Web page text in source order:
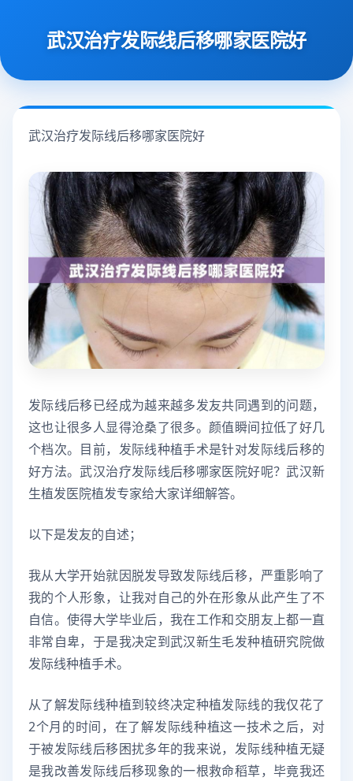
武汉治疗发际线后移哪家医院好
武汉治疗发际线后移哪家医院好
发际线后移已经成为越来越多发友共同遇到的问题，
这也让很多人显得沧桑了很多。颜值瞬间拉低了好几
个档次。目前，发际线种植手术是针对发际线后移的
好方法。武汉治疗发际线后移哪家医院好呢？武汉新
生植发医院植发专家给大家详细解答。
以下是发友的自述；
我从大学开始就因脱发导致发际线后移，严重影响了
我的个人形象，让我对自己的外在形象从此产生了不
自信。使得大学毕业后，我在工作和交朋友上都一直
非常自卑，于是我决定到武汉新生毛发种植研究院做
发际线种植手术。
从了解发际线种植到较终决定种植发际线的我仅花了
2个月的时间，在了解发际线种植这一技术之后，对
于被发际线后移困扰多年的我来说，发际线种植无疑
是我改善发际线后移现象的一根救命稻草，毕竟我还